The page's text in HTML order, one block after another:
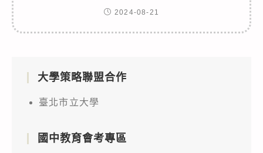
2024-08-21
大學策略聯盟合作
臺北市立大學
國中教育會考專區